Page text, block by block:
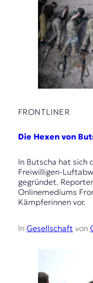
FRONTLINER
Die Hexen von
In Butscha hat sich
Freiwilligen-
gegründet.
Onlinemediums
Kämpferinnen vor.
In Gesellschaft von